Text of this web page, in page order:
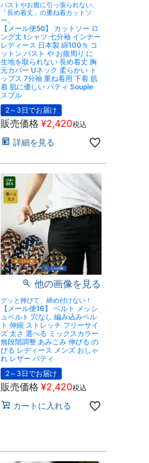
バストやお腹に引っ張られない、
「長め着丈」の重ね着カットソ
ー。
【メール便50】 カットソー ロ
ング丈 tシャツ 七分袖 インナー
レディース 日本製 綿100％ コ
ットン バスト や お腹周り に
生地を取られない 長め着丈 胸
元カバー Uネック 柔らかい ト
ップス 7分袖 重ね着用 下着 肌
着 肌に優しい パティ Souple
スプル
2～3日でお届け
販売価格 ¥2,420税込
詳細を見る
他の画像を見る
グッと伸びて、締め付けない！
【メール便16】 ベルト メッシ
ュベルト 穴なし 編み込みベル
ト 伸縮 ストレッチ フリーサイ
ズ 太さ 選べる ミックスカラー
無段階調整 あみこみ 伸びる の
びる レディース メンズ おしゃ
れ レザー パティ
2～3日でお届け
販売価格 ¥2,420税込
カートに入れる